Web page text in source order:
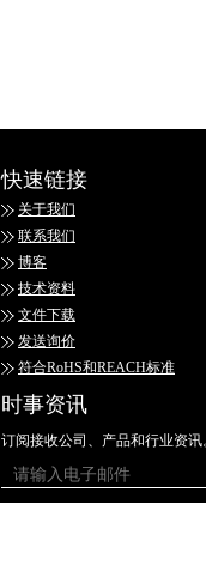
快速链接
关于我们
联系我们
博客
技术资料
文件下载
发送询价
符合RoHS和REACH标准
时事资讯
订阅接收公司、产品和行业资讯